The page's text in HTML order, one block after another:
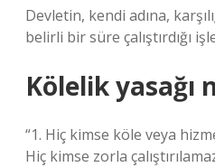
Devletin, kendi adına,
belirli bir süre çalıştırdığı
Kölelik yasağı
“1. Hiç kimse köle veya
Hiç kimse zorla